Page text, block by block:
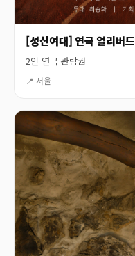
[성신여대] 연극 얼리버드
2인 연극 관람권
📍 서울